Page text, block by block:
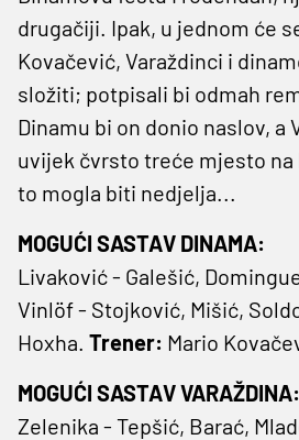
drugačiji. Ipak, u jednom će
Kovačević, Varaždinci i
složiti; potpisali bi odmah
Dinamu bi on donio naslov, a
uvijek čvrsto treće mjesto
to mogla biti nedjelja...
MOGUĆI SASTAV DINAMA:
Livaković - Galešić,
Vinlöf - Stojković, Mišić,
Hoxha. Trener: Mario
MOGUĆI SASTAV VARAŽDINA:
Zelenika - Tepšić, Barać,